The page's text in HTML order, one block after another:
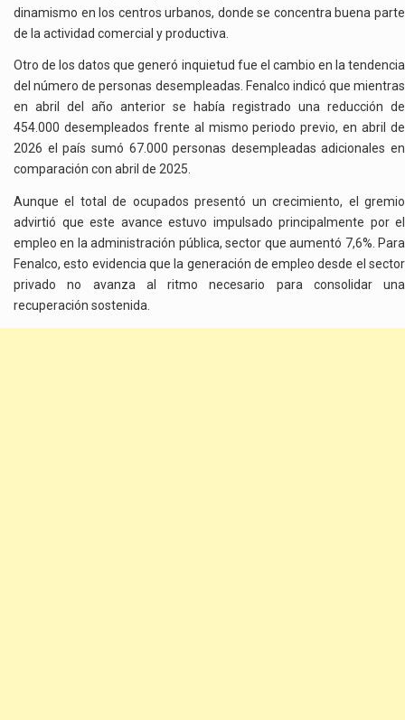
dinamismo en los centros urbanos, donde se concentra buena parte
de la actividad comercial y productiva.
Otro de los datos que generó inquietud fue el cambio en la tendencia
del número de personas desempleadas. Fenalco indicó que mientras
en abril del año anterior se había registrado una reducción de
454.000 desempleados frente al mismo periodo previo, en abril de
2026 el país sumó 67.000 personas desempleadas adicionales en
comparación con abril de 2025.
Aunque el total de ocupados presentó un crecimiento, el gremio
advirtió que este avance estuvo impulsado principalmente por el
empleo en la administración pública, sector que aumentó 7,6%. Para
Fenalco, esto evidencia que la generación de empleo desde el sector
privado no avanza al ritmo necesario para consolidar una
recuperación sostenida.